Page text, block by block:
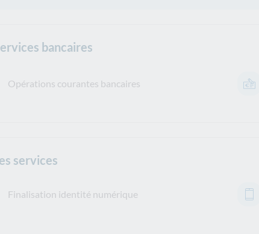
bancaires
Opérations courantes bancaires
services
Finalisation identité numérique